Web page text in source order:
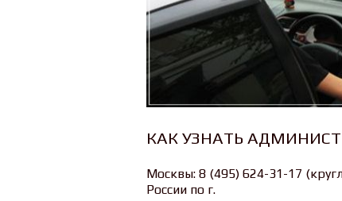
КАК УЗНАТЬ
Москвы: 8 (495) 624-31-17
России по г.